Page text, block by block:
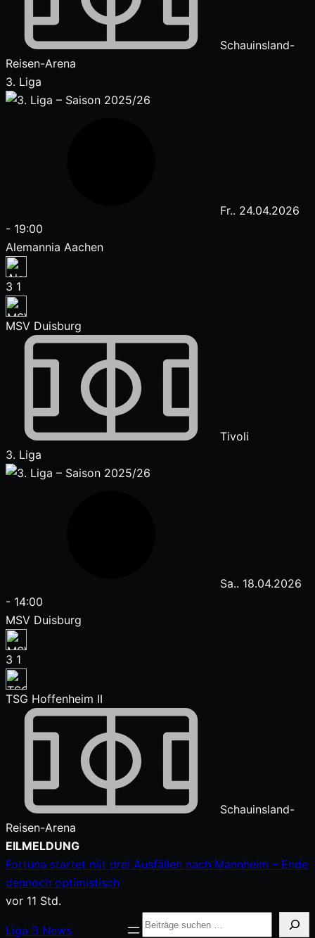
Schauinsland-
Reisen-Arena
3. Liga
Fr.. 24.04.2026
- 19:00
Alemannia Aachen
3 1
MSV Duisburg
Tivoli
3. Liga
Sa.. 18.04.2026
- 14:00
MSV Duisburg
3 1
TSG Hoffenheim II
Schauinsland-
Reisen-Arena
Zum
Inhalt
springen
EILMELDUNG
Fortuna startet mit drei Ausfällen nach Mannheim – Ende
dennoch optimistisch
vor 11 Std.
Liga 3 News
Suche